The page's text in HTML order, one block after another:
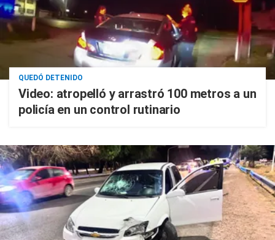
QUEDÓ DETENIDO
Video: atropelló y arrastró 100 metros a un
policía en un control rutinario